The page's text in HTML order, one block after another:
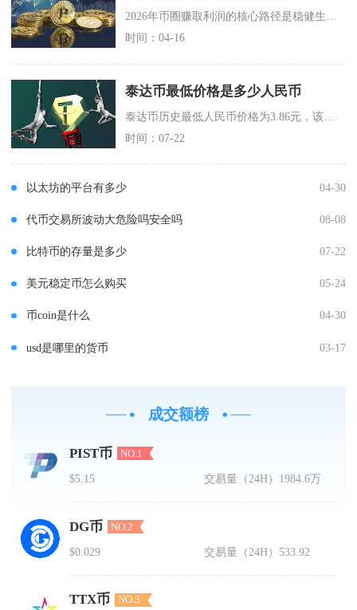
2026年币圈赚取利润的核心路径是稳健生息+低风险套利+量化自动化，三者结合可在控制回撤的
时间：04-16
泰达币最低价格是多少人民币
时间：07-22
以太坊的平台有多少 04-30
代币交易所波动大危险吗安全吗 08-08
比特币的存量是多少 07-22
美元稳定币怎么购买 05-24
币coin是什么 04-30
usd是哪里的货币 03-17
成交额榜
PIST币 NO.1
$5.15 交易量（24H） 1984.6万
DG币 NO.2
$0.029 交易量（24H） 533.92
TTX币 NO.3